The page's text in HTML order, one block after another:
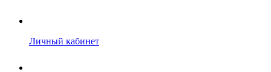
Личный кабинет